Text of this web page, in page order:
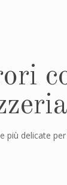
più delicate